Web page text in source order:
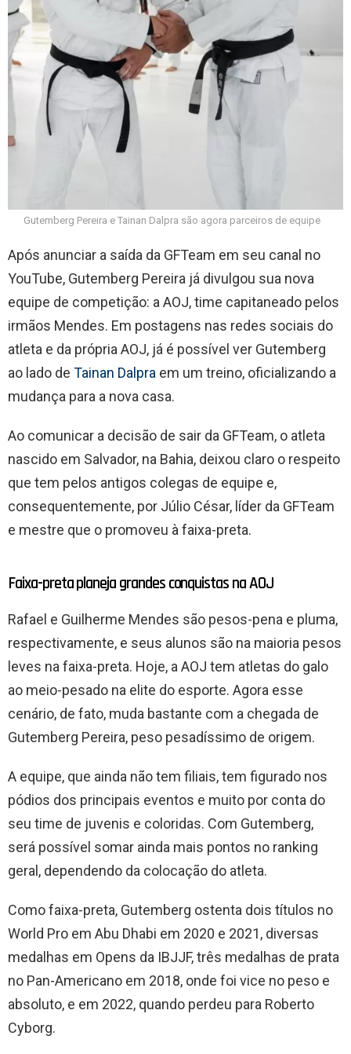
Gutemberg Pereira e Tainan Dalpra são agora parceiros de equipe
Após anunciar a saída da GFTeam em seu canal no
YouTube, Gutemberg Pereira já divulgou sua nova
equipe de competição: a AOJ, time capitaneado pelos
irmãos Mendes. Em postagens nas redes sociais do
atleta e da própria AOJ, já é possível ver Gutemberg
ao lado de Tainan Dalpra em um treino, oficializando a
mudança para a nova casa.
Ao comunicar a decisão de sair da GFTeam, o atleta
nascido em Salvador, na Bahia, deixou claro o respeito
que tem pelos antigos colegas de equipe e,
consequentemente, por Júlio César, líder da GFTeam
e mestre que o promoveu à faixa-preta.
Faixa-preta planeja grandes conquistas na AOJ
Rafael e Guilherme Mendes são pesos-pena e pluma,
respectivamente, e seus alunos são na maioria pesos
leves na faixa-preta. Hoje, a AOJ tem atletas do galo
ao meio-pesado na elite do esporte. Agora esse
cenário, de fato, muda bastante com a chegada de
Gutemberg Pereira, peso pesadíssimo de origem.
A equipe, que ainda não tem filiais, tem figurado nos
pódios dos principais eventos e muito por conta do
seu time de juvenis e coloridas. Com Gutemberg,
será possível somar ainda mais pontos no ranking
geral, dependendo da colocação do atleta.
Como faixa-preta, Gutemberg ostenta dois títulos no
World Pro em Abu Dhabi em 2020 e 2021, diversas
medalhas em Opens da IBJJF, três medalhas de prata
no Pan-Americano em 2018, onde foi vice no peso e
absoluto, e em 2022, quando perdeu para Roberto
Cyborg.